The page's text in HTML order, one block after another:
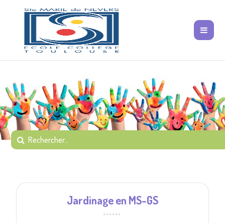
Jardinage en MS-GS